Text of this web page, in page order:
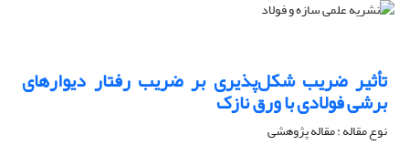
تأثیر ضریب شکل‌پذیری بر ضریب رفتار دیوارهای
برشی فولادی با ورق نازک
نوع مقاله : مقاله پژوهشی